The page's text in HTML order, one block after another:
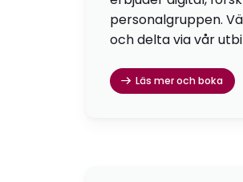
personalgruppen.
och delta via vår
Läs mer och boka